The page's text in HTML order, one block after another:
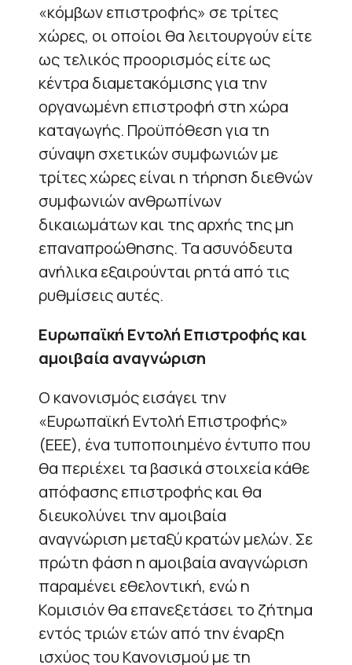
«κόμβων επιστροφής» σε τρίτες
χώρες, οι οποίοι θα λειτουργούν είτε
ως τελικός προορισμός είτε ως
κέντρα διαμετακόμισης για την
οργανωμένη επιστροφή στη χώρα
καταγωγής. Προϋπόθεση για τη
σύναψη σχετικών συμφωνιών με
τρίτες χώρες είναι η τήρηση διεθνών
συμφωνιών ανθρωπίνων
δικαιωμάτων και της αρχής της μη
επαναπροώθησης. Τα ασυνόδευτα
ανήλικα εξαιρούνται ρητά από τις
ρυθμίσεις αυτές.
Ευρωπαϊκή Εντολή Επιστροφής και
αμοιβαία αναγνώριση
Ο κανονισμός εισάγει την
«Ευρωπαϊκή Εντολή Επιστροφής»
(ΕΕΕ), ένα τυποποιημένο έντυπο που
θα περιέχει τα βασικά στοιχεία κάθε
απόφασης επιστροφής και θα
διευκολύνει την αμοιβαία
αναγνώριση μεταξύ κρατών μελών. Σε
πρώτη φάση η αμοιβαία αναγνώριση
παραμένει εθελοντική, ενώ η
Κομισιόν θα επανεξετάσει το ζήτημα
εντός τριών ετών από την έναρξη
ισχύος του Κανονισμού με τη